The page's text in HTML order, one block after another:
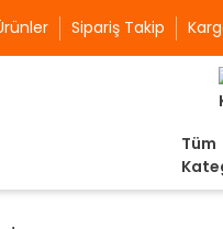
Sipariş Takip
Tüm